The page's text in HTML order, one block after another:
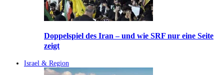
Doppelspiel des Iran – und wie SRF nur eine Seite
zeigt
Israel & Region